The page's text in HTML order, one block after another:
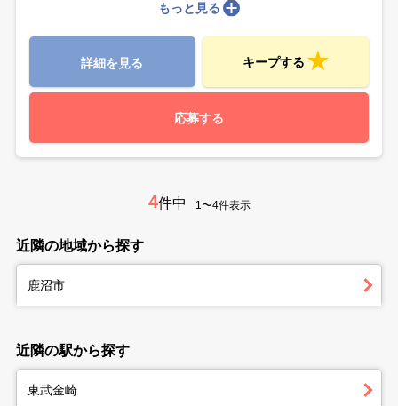
もっと見る
詳細を見る キープする
応募する
4件中 1〜4件表示
近隣の地域から探す
鹿沼市
近隣の駅から探す
東武金崎